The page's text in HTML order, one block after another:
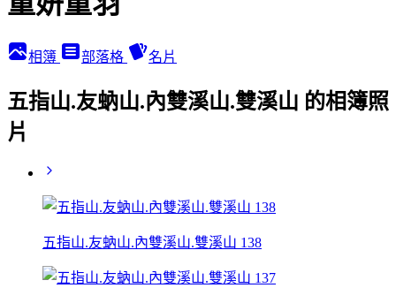
相簿 部落格 名片
五指山.友蚋山.內雙溪山.雙溪山 的相簿照
片
五指山.友蚋山.內雙溪山.雙溪山 138